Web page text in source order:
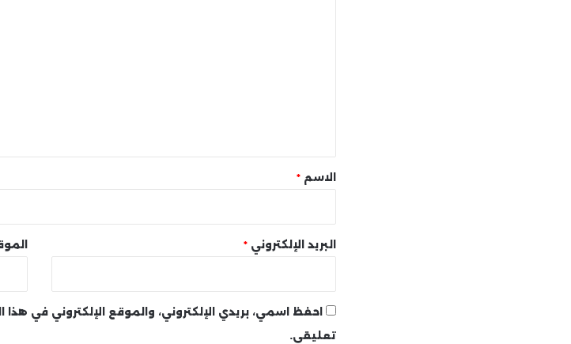
* الاسم *
البريد الإلكتروني *
احفظ اسمي، بريدي الإلكتروني، والموقع الإلكتروني في
تعليقي.